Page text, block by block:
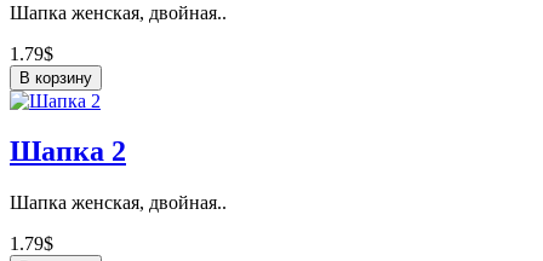
Шапка женская, двойная..
1.79$
В корзину
Шапка 2
Шапка женская, двойная..
1.79$